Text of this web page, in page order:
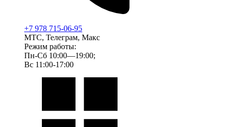
+7 978 715-06-95
МТС, Телеграм, Макс
Режим работы:
Пн-Сб 10:00—19:00;
Вс 11:00-17:00